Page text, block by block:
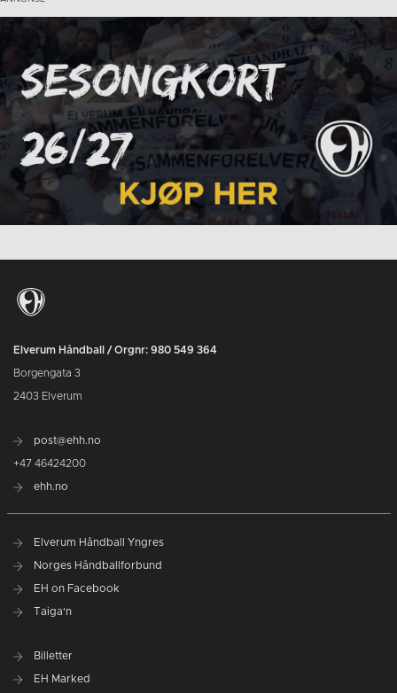
Elverum Håndball / Orgnr: 980 549 364
Borgengata 3
2403 Elverum
post@ehh.no
+47 46424200
ehh.no
Elverum Håndball Yngres
Norges Håndballforbund
EH on Facebook
Taiga'n
Billetter
EH Marked